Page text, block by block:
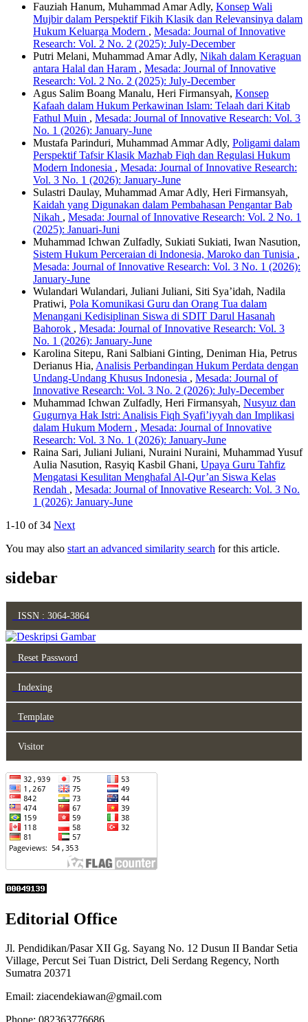
Fauziah Hanum, Muhammad Amar Adly, Konsep Wali
Mujbir dalam Perspektif Fikih Klasik dan Relevansinya dalam
Hukum Keluarga Modern , Mesada: Journal of Innovative
Research: Vol. 2 No. 2 (2025): July-December
Putri Melani, Muhammad Amar Adly, Nikah dalam Keraguan
antara Halal dan Haram , Mesada: Journal of Innovative
Research: Vol. 2 No. 2 (2025): July-December
Agus Salim Boang Manalu, Heri Firmansyah, Konsep
Kafaah dalam Hukum Perkawinan Islam: Telaah dari Kitab
Fathul Muin , Mesada: Journal of Innovative Research: Vol. 3
No. 1 (2026): January-June
Mustafa Parinduri, Muhammad Ammar Adly, Poligami dalam
Perspektif Tafsir Klasik Mazhab Fiqh dan Regulasi Hukum
Modern Indonesia , Mesada: Journal of Innovative Research:
Vol. 3 No. 1 (2026): January-June
Sulastri Daulay, Muhammad Amar Adly, Heri Firmansyah,
Kaidah yang Digunakan dalam Pembahasan Pengantar Bab
Nikah , Mesada: Journal of Innovative Research: Vol. 2 No. 1
(2025): Januari-Juni
Muhammad Ichwan Zulfadly, Sukiati Sukiati, Iwan Nasution,
Sistem Hukum Perceraian di Indonesia, Maroko dan Tunisia ,
Mesada: Journal of Innovative Research: Vol. 3 No. 1 (2026):
January-June
Wulandari Wulandari, Juliani Juliani, Siti Sya’idah, Nadila
Pratiwi, Pola Komunikasi Guru dan Orang Tua dalam
Menangani Kedisiplinan Siswa di SDIT Darul Hasanah
Bahorok , Mesada: Journal of Innovative Research: Vol. 3
No. 1 (2026): January-June
Karolina Sitepu, Rani Salbiani Ginting, Deniman Hia, Petrus
Derianus Hia, Analisis Perbandingan Hukum Perdata dengan
Undang-Undang Khusus Indonesia , Mesada: Journal of
Innovative Research: Vol. 3 No. 2 (2026): July-December
Muhammad Ichwan Zulfadly, Heri Firmansyah, Nusyuz dan
Gugurnya Hak Istri: Analisis Fiqh Syafi’iyyah dan Implikasi
dalam Hukum Modern , Mesada: Journal of Innovative
Research: Vol. 3 No. 1 (2026): January-June
Raina Sari, Juliani Juliani, Nuraini Nuraini, Muhammad Yusuf
Aulia Nasution, Rasyiq Kasbil Ghani, Upaya Guru Tahfiz
Mengatasi Kesulitan Menghafal Al-Qur’an Siswa Kelas
Rendah , Mesada: Journal of Innovative Research: Vol. 3 No.
1 (2026): January-June
1-10 of 34 Next
You may also start an advanced similarity search for this article.
sidebar
ISSN : 3064-3864
Reset Password
Indexing
Template
Visitor
Editorial Office
Jl. Pendidikan/Pasar XII Gg. Sayang No. 12 Dusun II Bandar Setia
Village, Percut Sei Tuan District, Deli Serdang Regency, North
Sumatra 20371
Email: ziacendekiawan@gmail.com
Phone: 082363776686